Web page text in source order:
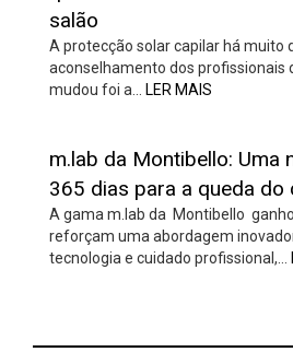
salão
A protecção solar capilar há muito
aconselhamento dos profissionais
mudou foi a…
LER MAIS
m.lab da Montibello: Uma
365 dias para a queda do
A gama m.lab da Montibello
reforçam uma abordagem
tecnologia e cuidado profissional,…